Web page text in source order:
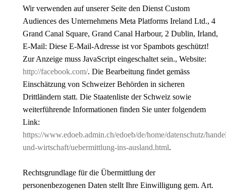
Wir verwenden auf unserer Seite den Dienst Custom
Audiences des Unternehmens Meta Platforms Ireland Ltd., 4
Grand Canal Square, Grand Canal Harbour, 2 Dublin, Irland,
E-Mail: Diese E-Mail-Adresse ist vor Spambots geschützt!
Zur Anzeige muss JavaScript eingeschaltet sein., Website:
http://facebook.com/. Die Bearbeitung findet gemäss
Einschätzung von Schweizer Behörden in sicheren
Drittländern statt. Die Staatenliste der Schweiz sowie
weiterführende Informationen finden Sie unter folgendem
Link:
https://www.edoeb.admin.ch/edoeb/de/home/datenschutz/
und-wirtschaft/uebermittlung-ins-ausland.html.
Rechtsgrundlage für die Übermittlung der
personenbezogenen Daten stellt Ihre Einwilligung gem. Art.